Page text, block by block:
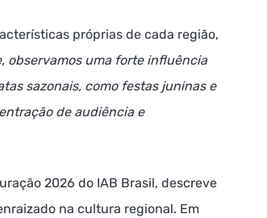
próprias de cada região,
observamos uma forte influência
sazonais, como festas juninas e
de audiência e
2026 do IAB Brasil, descreve
na cultura regional. Em